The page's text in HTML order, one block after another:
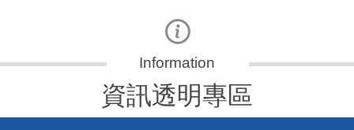
資訊透明專區